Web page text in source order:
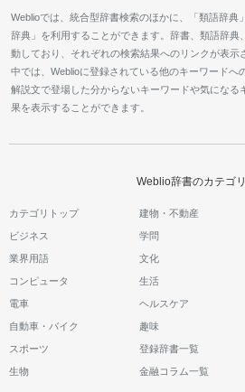
Weblioでは、統合型辞書検索のほかに、「類語辞典
辞典」を利用することができます。辞書、類語辞典
動しており、それぞれの検索結果へのリンクが表示
中では、Weblioに登録されている他のキーワードへ
解説文で登場した分からないキーワードや気になる
果を表示することができます。
Weblio辞書のカテゴ
カテゴリトップ 建物・不動産
ビジネス 学問
業界用語 文化
コンピュータ 生活
電車 ヘルスケア
自動車・バイク 趣味
スポーツ 登録辞書一覧
生物 金融コラム一覧